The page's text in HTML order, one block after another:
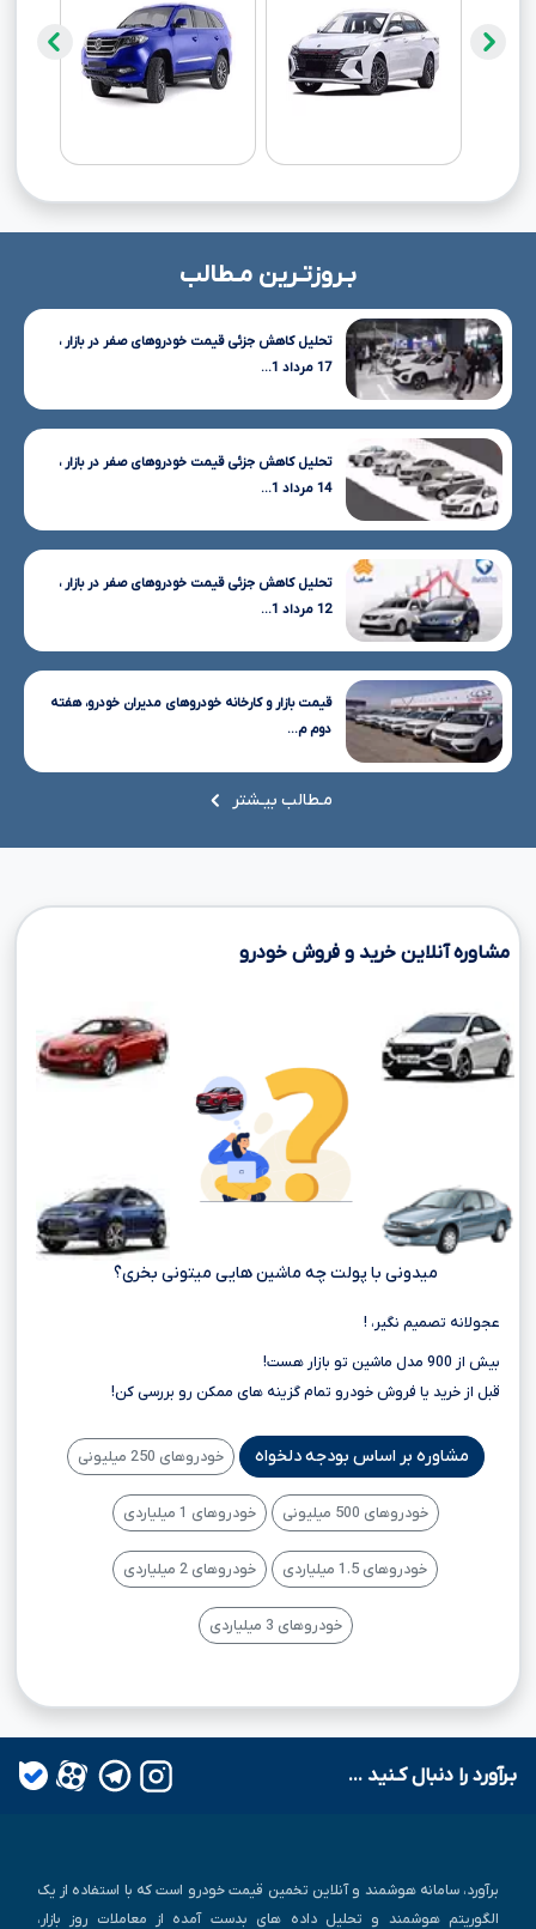
بـروزتـرین مـطالب
تحلیل کاهش جزئی قیمت خودروهای صفر در بازار ،
17 مرداد 1...
تحلیل کاهش جزئی قیمت خودروهای صفر در بازار ،
14 مرداد 1...
تحلیل کاهش جزئی قیمت خودروهای صفر در بازار ،
12 مرداد 1...
قیمت بازار و کارخانه خودروهای مدیران خودرو، هفته
دوم م...
مـطالب بیـشتر
مشاوره آنلاین خرید و فروش خودرو
میدونی با پولت چه ماشین هایی میتونی بخری؟
عجولانه تصمیم نگیر، !
بیش از 900 مدل ماشین تو بازار هست!
قبل از خرید یا فروش خودرو تمام گزینه های ممکن رو بررسی کن!
مشاوره بر اساس بودجه دلخواه خودروهای 250 میلیونی
خودروهای 500 میلیونی خودروهای 1 میلیاردی
خودروهای 1.5 میلیاردی خودروهای 2 میلیاردی
خودروهای 3 میلیاردی
بـرآورد را دنبال کـنید ...
برآورد، سامانه هوشمند و آنلاین تخمین قیمت خودرو است که با استفاده از یک
الگوریتم هوشمند و تحلیل داده های بدست آمده از معاملات روز بازار،